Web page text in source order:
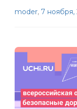
moder, 7 ноября,